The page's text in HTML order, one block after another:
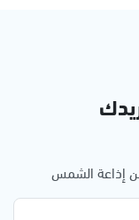
إذاعة الشمس